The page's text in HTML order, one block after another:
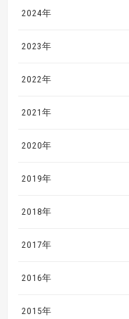
2024年
2023年
2022年
2021年
2020年
2019年
2018年
2017年
2016年
2015年